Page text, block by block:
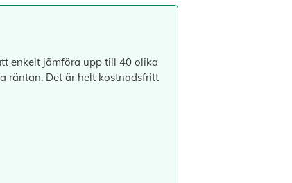
enkelt jämföra upp till 40 olika
räntan. Det är helt kostnadsfritt